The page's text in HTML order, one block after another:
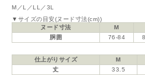
M／L／LL／3L
▼サイズの目安(ヌード寸法(cm))
ヌード寸法
M
胴囲
76-84
仕上がりサイズ M
丈
33.5